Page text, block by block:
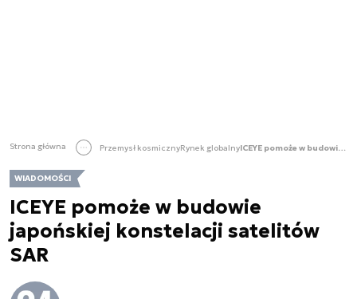
Strona główna Przemysł kosmicznyRynek globalny ICEYE pomoże w budowie japońskiej konstelacji satelitów SAR
WIADOMOŚCI
ICEYE pomoże w budowie
japońskiej konstelacji satelitów
SAR